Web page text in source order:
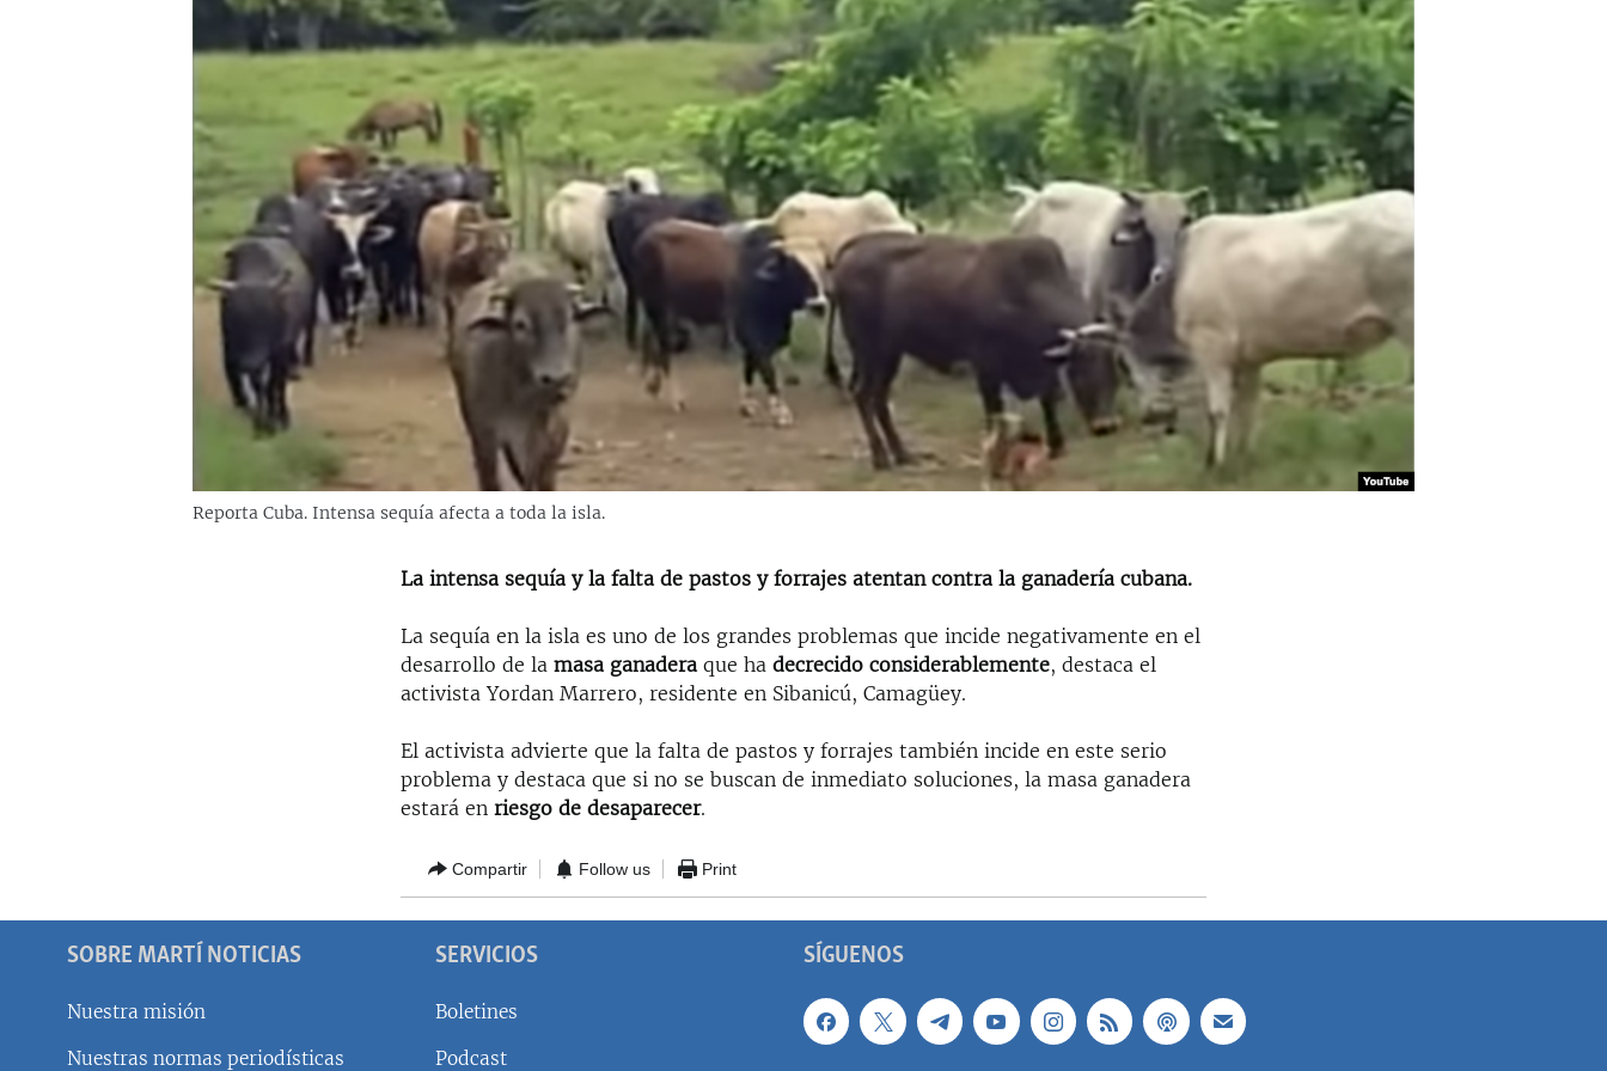
LA REALIDAD DE LA VIVIENDA EN
SER VIEJO EN CUBA
LOS SANTOS DE HIALEAH
LA INVASIÓN DE RUSIA A UCRANIA
Reporta Cuba. Intensa sequía afecta a toda la isla.
La intensa sequía y la falta de pastos y forrajes atentan contra la ganadería cubana.
La sequía en la isla es uno de los grandes problemas que incide negativamente en el
desarrollo de lamasa ganaderaque hadecrecido considerablemente, destaca el
activista Yordan Marrero, residente en Sibanicú, Camagüey.
El activista advierte que la falta de pastos y forrajes también incide en este serio
problema y destaca que si no se buscan de inmediato soluciones, la masa ganadera
estará enriesgo de desaparecer.
Compartir Follow us Print
SÍGUENOS
SOBRE MARTÍ NOTICIAS
Nuestra misión
Nuestras normas periodísticas
SERVICIOS
Boletines
Podcast